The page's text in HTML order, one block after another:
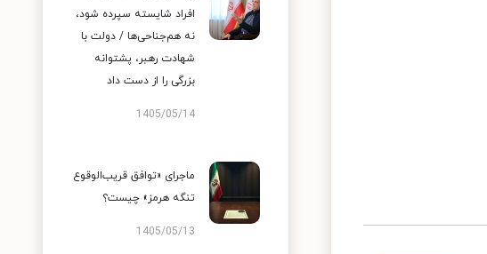
افراد شایسته سپرده شود،
نه هم‌جناحی‌ها / دولت با
شهادت رهبر، پشتوانه
بزرگی را از دست داد
1405/05/14
ماجرای «توافق قریب‌الوقوع
تنگه هرمز» چیست؟
1405/05/13